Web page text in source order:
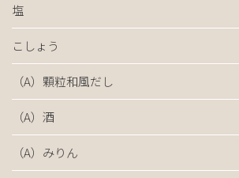
塩
こしょう
（A）顆粒和風だし
（A）酒
（A）みりん